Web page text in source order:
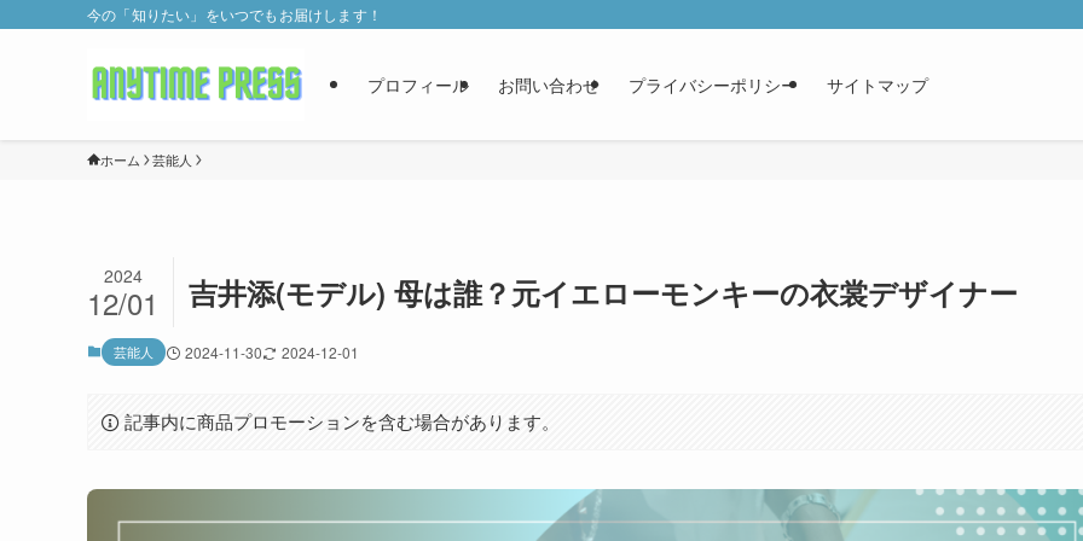
今の「知りたい」をいつでもお届けします！
プロフィール お問い合わせ プライバシーポリシー サイトマップ
ホーム 芸能人
吉井添(モデル) 母は誰？元イエローモンキーの衣裳デザイナー
2024
12/01
芸能人 2024-11-30 2024-12-01
記事内に商品プロモーションを含む場合があります。